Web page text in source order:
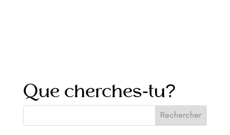
Que cherches-tu?